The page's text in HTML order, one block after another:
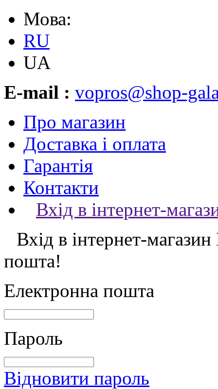
Мова:
RU
UA
E-mail : vopros@shop-
Про магазин
Доставка і оплата
Гарантія
Контакти
Вхід в інтернет-
Вхід в інтернет-магазин
пошта!
Електронна пошта
Пароль
Відновити пароль